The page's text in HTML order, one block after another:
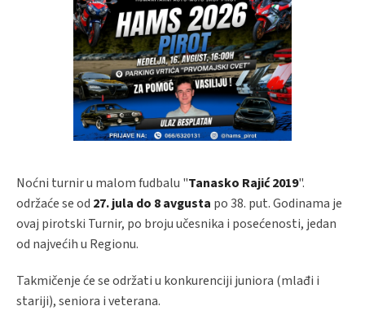
Noćni turnir u malom fudbalu "Tanasko Rajić 2019".
održaće se od 27. jula do 8 avgusta po 38. put. Godinama je
ovaj pirotski Turnir, po broju učesnika i posećenosti, jedan
od najvećih u Regionu.
Takmičenje će se održati u konkurenciji juniora (mlađi i
stariji), seniora i veterana.